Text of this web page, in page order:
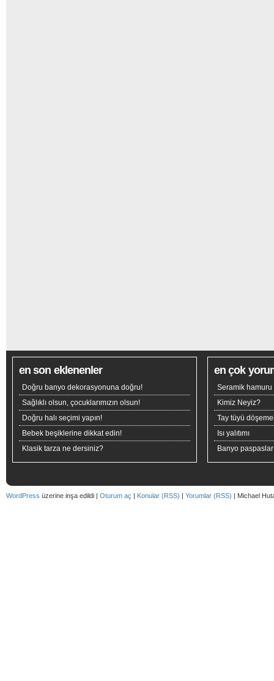
en son eklenenler
Doğru banyo dekorasyonuna doğru!
Sağlıklı olsun, çocuklarımızın olsun!
Doğru halı seçimi yapın!
Bebek beşiklerine dikkat edin!
Klasik tarza ne dersiniz?
en çok
Seramik hamuru
Kimiz Neyiz?
Tay tüyü
Isı yalıtımı
Banyo
WordPress üzerine inşa edildi | Oturum aç | Konular (RSS) | Yorumlar (RSS) | Michael